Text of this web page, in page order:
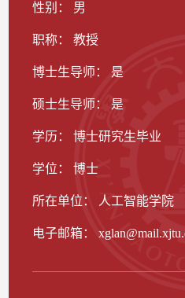
性别： 男
职称： 教授
博士生导师： 是
硕士生导师： 是
学历： 博士研究生毕业
学位： 博士
所在单位： 人工智能学院
电子邮箱：